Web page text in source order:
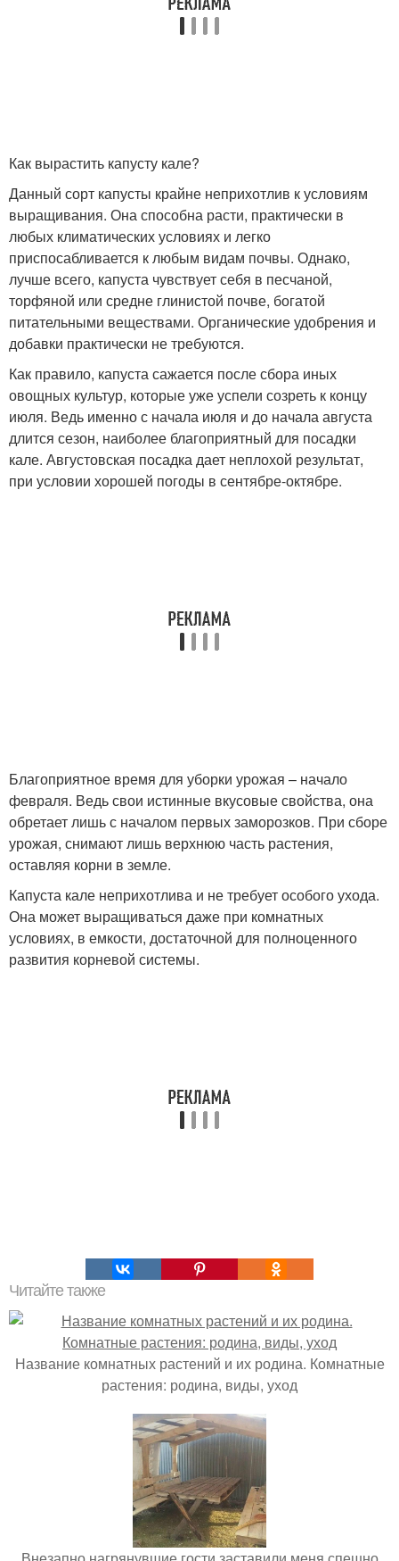
Как вырастить капусту кале?
Данный сорт капусты крайне неприхотлив к условиям
выращивания. Она способна расти, практически в
любых климатических условиях и легко
приспосабливается к любым видам почвы. Однако,
лучше всего, капуста чувствует себя в песчаной,
торфяной или средне глинистой почве, богатой
питательными веществами. Органические удобрения и
добавки практически не требуются.
Как правило, капуста сажается после сбора иных
овощных культур, которые уже успели созреть к концу
июля. Ведь именно с начала июля и до начала августа
длится сезон, наиболее благоприятный для посадки
кале. Августовская посадка дает неплохой результат,
при условии хорошей погоды в сентябре-октябре.
Благоприятное время для уборки урожая – начало
февраля. Ведь свои истинные вкусовые свойства, она
обретает лишь с началом первых заморозков. При сборе
урожая, снимают лишь верхнюю часть растения,
оставляя корни в земле.
Капуста кале неприхотлива и не требует особого ухода.
Она может выращиваться даже при комнатных
условиях, в емкости, достаточной для полноценного
развития корневой системы.
Читайте также
Название комнатных растений и их родина. Комнатные
растения: родина, виды, уход